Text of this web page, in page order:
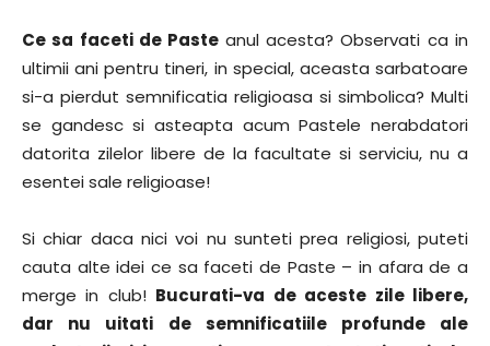
Ce sa faceti de Paste anul acesta? Observati ca in
ultimii ani pentru tineri, in special, aceasta sarbatoare
si-a pierdut semnificatia religioasa si simbolica? Multi
se gandesc si asteapta acum Pastele nerabdatori
datorita zilelor libere de la facultate si serviciu, nu a
esentei sale religioase!
Si chiar daca nici voi nu sunteti prea religiosi, puteti
cauta alte idei ce sa faceti de Paste – in afara de a
merge in club! Bucurati-va de aceste zile libere,
dar nu uitati de semnificatiile profunde ale